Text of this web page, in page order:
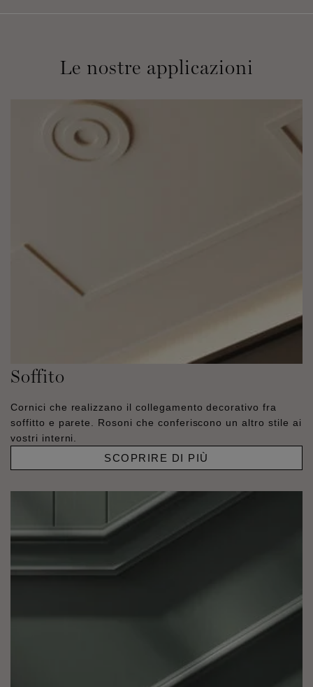
Le nostre applicazioni
Soffito
Cornici che realizzano il collegamento decorativo fra
soffitto e parete. Rosoni che conferiscono un altro stile ai
vostri interni.
SCOPRIRE DI PIÙ